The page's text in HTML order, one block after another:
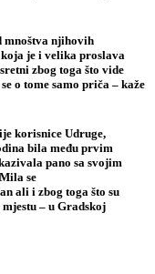
mnoštva njihovih
je i velika proslava
zbog toga što vide
o tome samo priča – kaže
korisnice Udruge,
bila među prvim
pano sa svojim
se
ali i zbog toga što su
– u Gradskoj